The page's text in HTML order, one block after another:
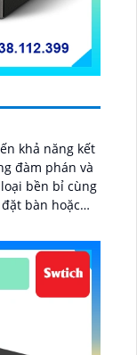
khả năng kết
đàm phán và
bàn hoặc